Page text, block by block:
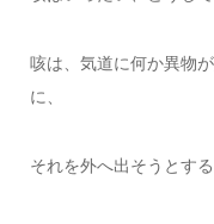
咳は、気道に何か異物
に、
それを外へ出そうとす